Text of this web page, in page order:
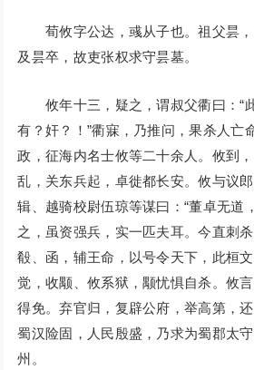
荀攸字公达，彧从子也。祖父昙，
及昙卒，故吏张权求守昙墓。
攸年十三，疑之，谓叔父衢曰：“
有？奸？！”衢寐，乃推问，果杀人亡
政，征海内名士攸等二十余人。攸到
乱，关东兵起，卓徙都长安。攸与议
辑、越骑校尉伍琼等谋曰：“董卓无道
之，虽资强兵，实一匹夫耳。今直刺
殽、函，辅王命，以号令天下，此桓
觉，收颙、攸系狱，颙忧惧自杀。攸
得免。弃官归，复辟公府，举高第，
蜀汉险固，人民殷盛，乃求为蜀郡太
州。